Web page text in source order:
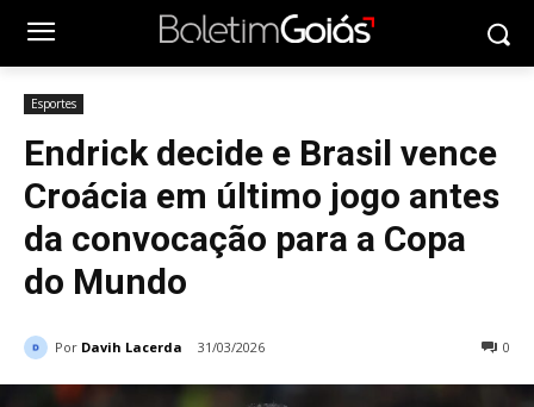
Esportes
Endrick decide e Brasil vence
Croácia em último jogo antes
da convocação para a Copa
do Mundo
Por Davih Lacerda 31/03/2026 0